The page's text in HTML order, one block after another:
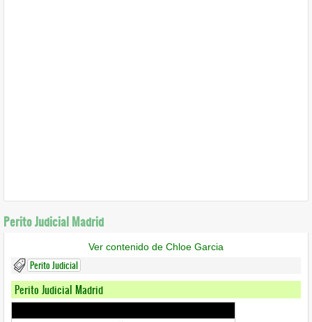
Perito Judicial Madrid
Ver contenido de Chloe Garcia
Perito Judicial
Perito Judicial Madrid